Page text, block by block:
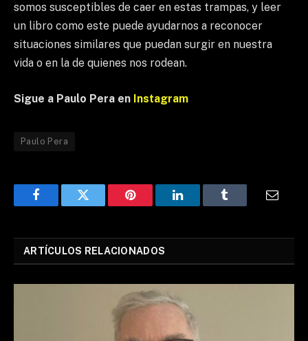
somos susceptibles de caer en estas trampas, y leer
un libro como este puede ayudarnos a reconocer
situaciones similares que puedan surgir en nuestra
vida o en la de quienes nos rodean.
Sigue a Paulo Pera en Instagram
Paulo Pera
FacebookTwitter Pinterest LinkedInTumblr Email
ARTÍCULOS RELACIONADOS